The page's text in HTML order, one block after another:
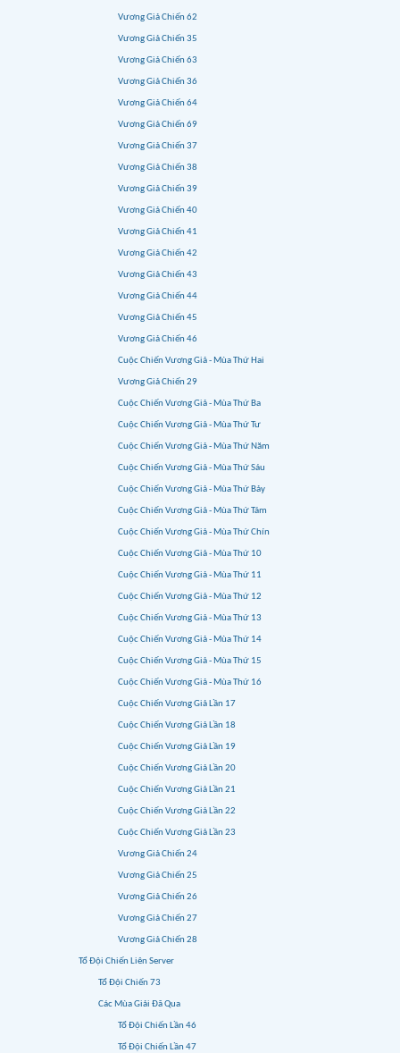
Vương Giả Chiến 62
Vương Giả Chiến 35
Vương Giả Chiến 63
Vương Giả Chiến 36
Vương Giả Chiến 64
Vương Giả Chiến 69
Vương Giả Chiến 37
Vương Giả Chiến 38
Vương Giả Chiến 39
Vương Giả Chiến 40
Vương Giả Chiến 41
Vương Giả Chiến 42
Vương Giả Chiến 43
Vương Giả Chiến 44
Vương Giả Chiến 45
Vương Giả Chiến 46
Cuộc Chiến Vương Giả - Mùa Thứ Hai
Vương Giả Chiến 29
Cuộc Chiến Vương Giả - Mùa Thứ Ba
Cuộc Chiến Vương Giả - Mùa Thứ Tư
Cuộc Chiến Vương Giả - Mùa Thứ Năm
Cuộc Chiến Vương Giả - Mùa Thứ Sáu
Cuộc Chiến Vương Giả - Mùa Thứ Bảy
Cuộc Chiến Vương Giả - Mùa Thứ Tám
Cuộc Chiến Vương Giả - Mùa Thứ Chín
Cuộc Chiến Vương Giả - Mùa Thứ 10
Cuộc Chiến Vương Giả - Mùa Thứ 11
Cuộc Chiến Vương Giả - Mùa Thứ 12
Cuộc Chiến Vương Giả - Mùa Thứ 13
Cuộc Chiến Vương Giả - Mùa Thứ 14
Cuộc Chiến Vương Giả - Mùa Thứ 15
Cuộc Chiến Vương Giả - Mùa Thứ 16
Cuộc Chiến Vương Giả Lần 17
Cuộc Chiến Vương Giả Lần 18
Cuộc Chiến Vương Giả Lần 19
Cuộc Chiến Vương Giả Lần 20
Cuộc Chiến Vương Giả Lần 21
Cuộc Chiến Vương Giả Lần 22
Cuộc Chiến Vương Giả Lần 23
Vương Giả Chiến 24
Vương Giả Chiến 25
Vương Giả Chiến 26
Vương Giả Chiến 27
Vương Giả Chiến 28
Tổ Đội Chiến Liên Server
Tổ Đội Chiến 73
Các Mùa Giải Đã Qua
Tổ Đội Chiến Lần 46
Tổ Đội Chiến Lần 47